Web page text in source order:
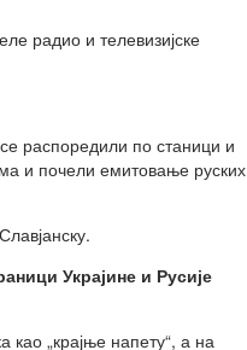
радио и телевизијске
распоредили по станици и
и почели емитовање руских
Украјине и Русије
„крајње напету“, а на